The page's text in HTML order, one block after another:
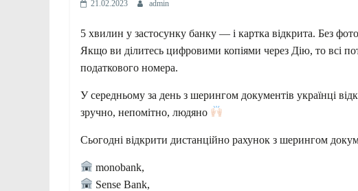
21.02.2023 admin
5 хвилин у застосунку банку — і картка відкрита. Без
Якщо ви ділитесь цифровими копіями через Дію, то всі
податкового номера.
У середньому за день з шерингом документів українці
зручно, непомітно, людяно
Сьогодні відкрити дистанційно рахунок з шерингом
monobank,
Sense Bank,